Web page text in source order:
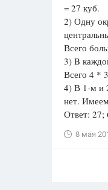
= 27 куб.
2) Одну
Всего
3) B
Всего 4 *
4) В 1-м и
нет.
Ответ: 27;
8 мая